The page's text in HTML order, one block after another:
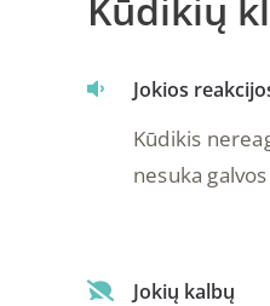
Jokios
Kūdikis
nesuka
Jokių kalbų